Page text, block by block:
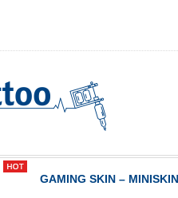
GAMING SKIN – MINISKIN